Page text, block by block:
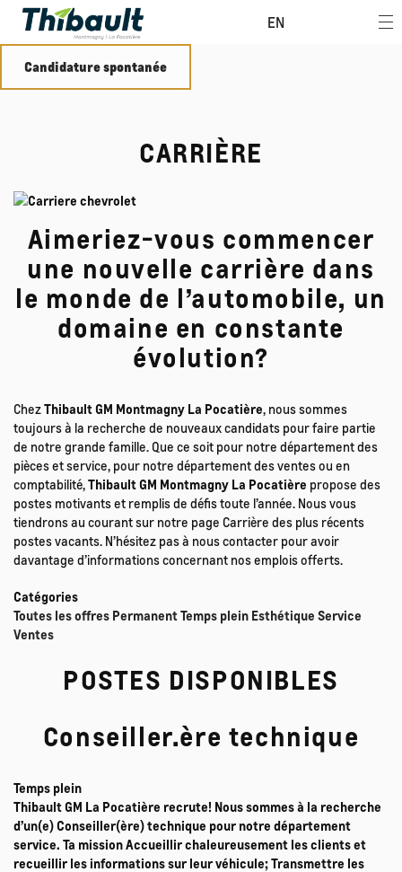
EN
Candidature spontanée
CARRIÈRE
Aimeriez-vous commencer
une nouvelle carrière dans
le monde de l’automobile, un
domaine en constante
évolution?
ChezThibault GM Montmagny La Pocatière, nous sommes
toujours à la recherche de nouveaux candidats pour faire partie
de notre grande famille. Que ce soit pour notre département des
pièces et service, pour notre département des ventes ou en
comptabilité,Thibault GM Montmagny La Pocatière propose des
postes motivants et remplis de défis toute l’année. Nous vous
tiendrons au courant sur notre page Carrière des plus récents
postes vacants. N’hésitez pas à nous contacter pour avoir
davantage d’informations concernant nos emplois offerts.
Catégories
Toutes les offres PermanentTemps plein Esthétique Service
Ventes
POSTES DISPONIBLES
Conseiller.ère technique
Temps plein
Thibault GM La Pocatière recrute! Nous sommes à la recherche
d’un(e) Conseiller(ère) technique pour notre département
service. Ta mission Accueillir chaleureusement les clients et
recueillir les informations sur leur véhicule; Transmettre les